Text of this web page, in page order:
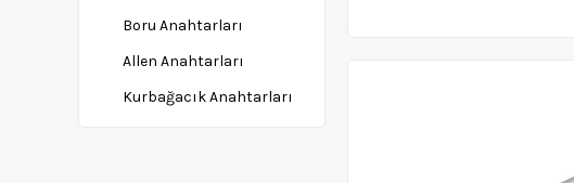
Boru Anahtarları
Allen Anahtarları
Kurbağacık Anahtarları